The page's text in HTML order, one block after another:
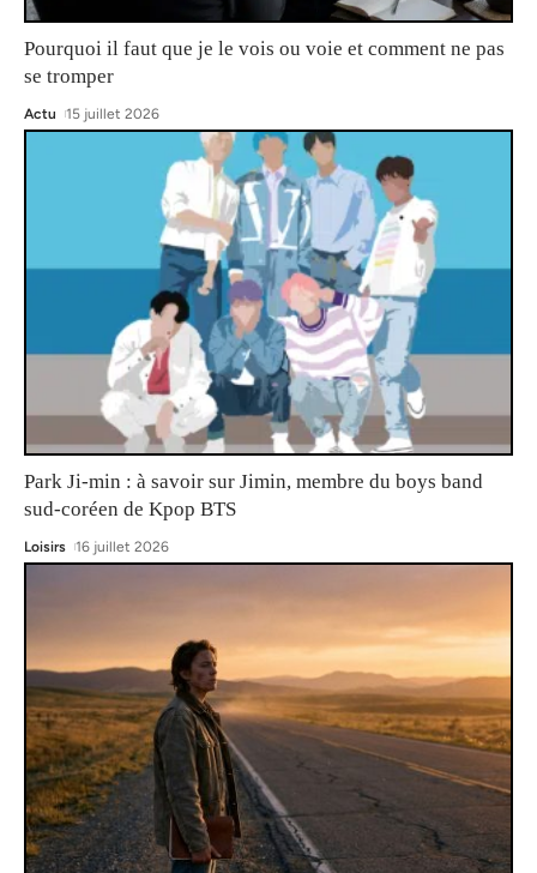
Pourquoi il faut que je le vois ou voie et comment ne pas
se tromper
Actu 15 juillet 2026
Park Ji-min : à savoir sur Jimin, membre du boys band
sud-coréen de Kpop BTS
Loisirs 16 juillet 2026